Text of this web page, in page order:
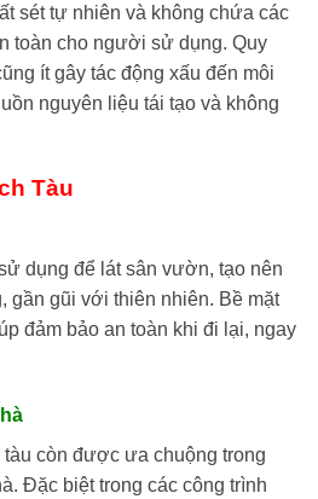
sét tự nhiên và không chứa các
toàn cho người sử dụng. Quy
ít gây tác động xấu đến môi
nguyên liệu tái tạo và không
Tàu
dụng để lát sân vườn, tạo nên
gần gũi với thiên nhiên. Bề mặt
đảm bảo an toàn khi đi lại, ngay
còn được ưa chuộng trong
Đặc biệt trong các công trình